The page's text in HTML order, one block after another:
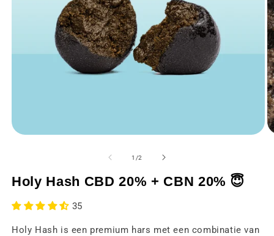
een
modaal
1 /van
2
Holy Hash CBD 20% + CBN 20% 😇
35
Holy Hash is een premium hars met een combinatie van